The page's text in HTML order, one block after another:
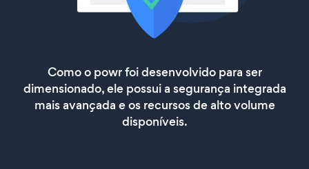
Como o powr foi desenvolvido para ser
dimensionado, ele possui a segurança integrada
mais avançada e os recursos de alto volume
disponíveis.